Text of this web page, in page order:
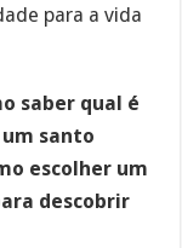
para a vida
saber qual é
um santo
escolher um
descobrir